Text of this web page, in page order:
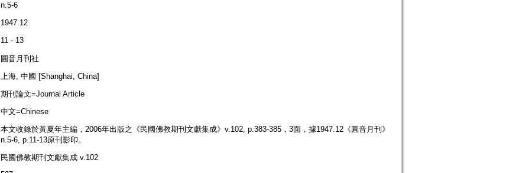
n.5-6
1947.12
11 - 13
圓音月刊社
上海, 中國 [Shanghai, China]
期刊論文=Journal Article
中文=Chinese
本文收錄於黃夏年主編，2006年出版之《民國佛教期刊文獻集成》v.102, p.383-385，3面，據1947.12《圓音月刊》
n.5-6, p.11-13原刊影印。
民國佛教期刊文獻集成 v.102